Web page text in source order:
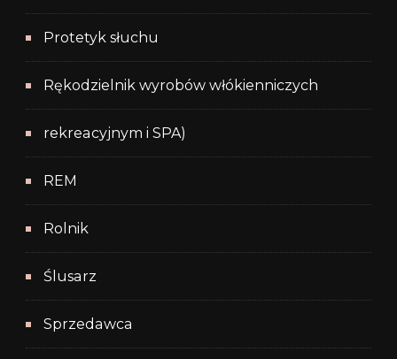
Protetyk słuchu
Rękodzielnik wyrobów włókienniczych
rekreacyjnym i SPA)
REM
Rolnik
Ślusarz
Sprzedawca